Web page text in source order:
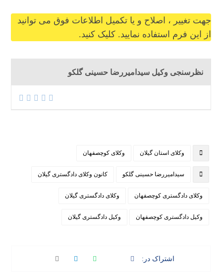
جهت تغییر ، اصلاح و یا تکمیل اطلاعات فوق می توانید
از این فرم استفاده نمایید. کلیک کنید.
نظرسنجی وکیل سیدامیررضا حسینی گلکو
وکلای استان گیلان وکلای کوچصفهان
سیدامیررضا حسینی گلکو کانون وکلای دادگستری گیلان
وکلای دادگستری کوچصفهان وکلای دادگستری گیلان
وکیل دادگستری کوچصفهان وکیل دادگستری گیلان